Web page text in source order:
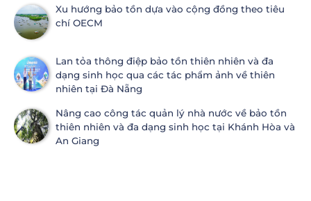
Xu hướng bảo tồn dựa vào cộng đồng theo tiêu
chí OECM
Lan tỏa thông điệp bảo tồn thiên nhiên và đa
dạng sinh học qua các tác phẩm ảnh về thiên
nhiên tại Đà Nẵng
Nâng cao công tác quản lý nhà nước về bảo tồn
thiên nhiên và đa dạng sinh học tại Khánh Hòa và
An Giang